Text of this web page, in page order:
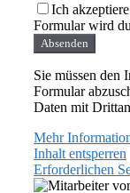
Ich
Formular wird
Absenden
Sie müssen den
Formular
Daten mit
Mehr
Inhalt entsperren
Erforderlichen